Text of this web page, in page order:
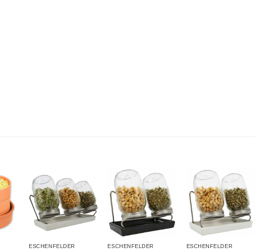
ESCHENFELDER ESCHENFELDER ESCHENFELDER